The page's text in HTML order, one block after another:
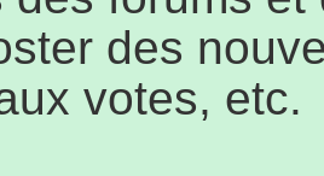
des
votes, etc.